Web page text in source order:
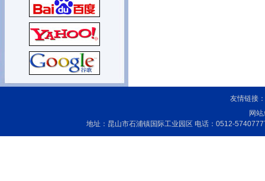
友情链接：
网
地址：昆山市石浦镇国际工业园区 电话：0512-